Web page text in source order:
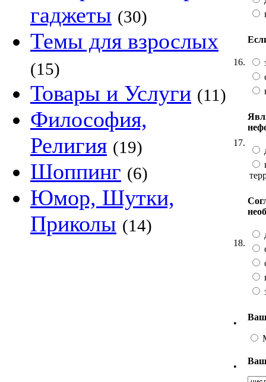
гаджеты (30)
Темы для взрослых
(15)
Товары и Услуги (11)
Философия,
Религия (19)
Шоппинг (6)
Юмор, Шутки,
Приколы (14)
16.
17.
18.
•
•
Ваш